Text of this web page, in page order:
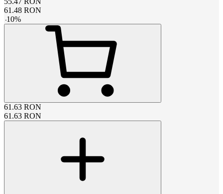
61.48 RON
-10%
61.63 RON
61.63 RON